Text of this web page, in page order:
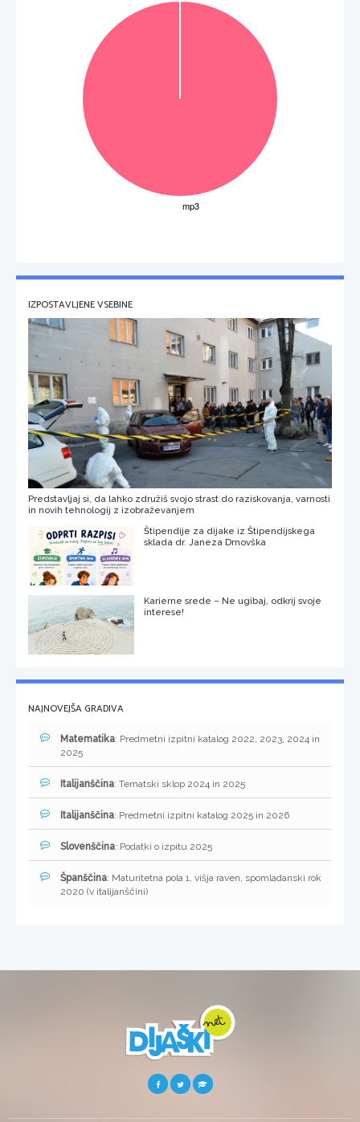
IZPOSTAVLJENE VSEBINE
Predstavljaj si, da lahko združiš svojo strast do raziskovanja, varnosti
in novih tehnologij z izobraževanjem
Štipendije za dijake iz Štipendijskega
sklada dr. Janeza Drnovška
Karierne srede – Ne ugibaj, odkrij svoje
interese!
NAJNOVEJŠA GRADIVA
Matematika: Predmetni izpitni katalog 2022, 2023, 2024 in
2025
Italijanščina: Tematski sklop 2024 in 2025
Italijanščina: Predmetni izpitni katalog 2025 in 2026
Slovenščina: Podatki o izpitu 2025
Španščina: Maturitetna pola 1, višja raven, spomladanski rok
2020 (v italijanščini)